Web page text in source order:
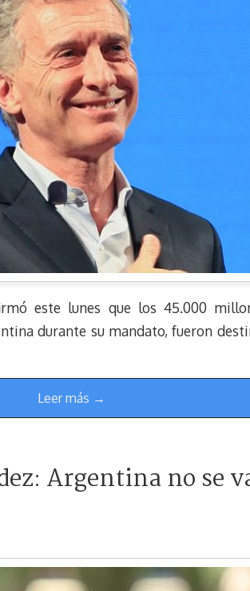
este lunes que los 45.000
durante su mandato, fueron
Leer más →
Argentina no se